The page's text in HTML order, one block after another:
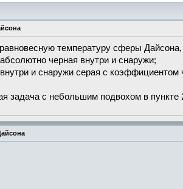
температуру сферы
черная внутри и снаружи;
и снаружи серая с коэффициентом
задача с небольшим подвохом в пункте